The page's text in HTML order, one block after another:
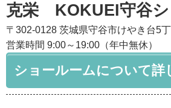
克栄 KOKUEI守谷シ
〒302-0128 茨城県守谷市けやき台5
営業時間 9:00～19:00（年中無休）
ショールームについて詳